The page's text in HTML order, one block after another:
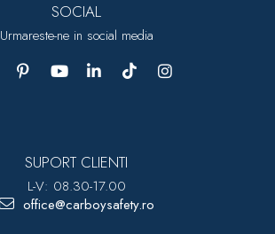
SOCIAL
Urmareste-ne in social media
SUPORT CLIENTI
L-V: 08.30-17.00
office@carboysafety.ro